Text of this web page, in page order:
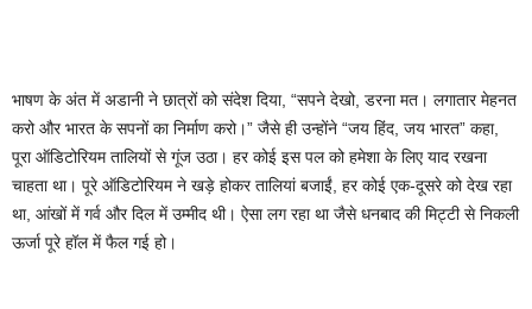
भाषण के अंत में अडानी ने छात्रों को संदेश दिया, “सपने देखो, डरना मत। लगातार मेहनत
करो और भारत के सपनों का निर्माण करो।” जैसे ही उन्होंने “जय हिंद, जय भारत” कहा,
पूरा ऑडिटोरियम तालियों से गूंज उठा। हर कोई इस पल को हमेशा के लिए याद रखना
चाहता था। पूरे ऑडिटोरियम ने खड़े होकर तालियां बजाईं, हर कोई एक-दूसरे को देख रहा
था, आंखों में गर्व और दिल में उम्मीद थी। ऐसा लग रहा था जैसे धनबाद की मिट्टी से निकली
ऊर्जा पूरे हॉल में फैल गई हो।